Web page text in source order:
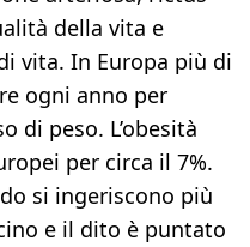
della vita e
vita. In Europa più di
ogni anno per
di peso. L’obesità
per circa il 7%.
si ingeriscono più
e il dito è puntato